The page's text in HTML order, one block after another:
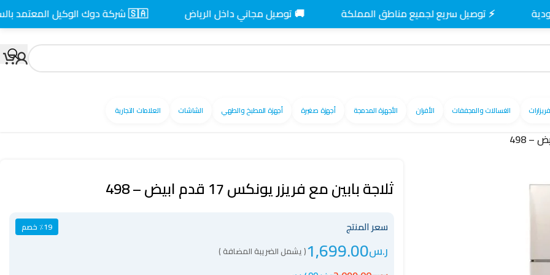
الغسالات والمجففات الأفران الأجهزة المدمجة أجهزة صغيرة أجهزة المطبخ والطهي الشاشات العلامات التجارية
ثلاجة بابين مع فريزر يونكس 17 قدم ابيض – 498
سعر المنتج ٪19 خصم
ر.س1,699.00( يشمل الضريبة المضافة )
⚡ توصيل سريع لجميع مناطق المملكة 🚚 توصيل مجاني داخل الرياض